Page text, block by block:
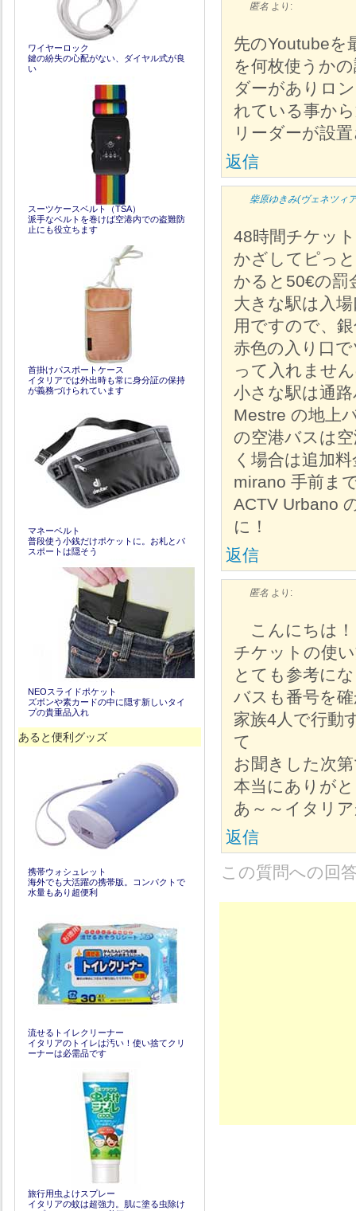
匿名 より:
先のYoutubeを
を何枚使うか
ダーがありロ
れている事か
リーダーが設
返信
柴原ゆきみ(ヴェネツィ
48時間チケッ
かざしてピっ
かると50€の罰
大きな駅は入
用ですので、
赤色の入り口
って入れませ
小さな駅は通
Mestre の地上
の空港バスは
く場合は追加
mirano 手前ま
ACTV Urbano
に！
返信
匿名 より:
こんにちは！
チケットの使
とても参考に
バスも番号を
家族4人で行動
て
お聞きした次
本当にありが
あ～～イタリ
返信
この質問への回
ワイヤーロック
鍵の紛失の心配がない、ダイヤル式が良
い
スーツケースベルト（TSA）
派手なベルトを巻けば空港内での盗難防
止にも役立ちます
首掛けパスポートケース
イタリアでは外出時も常に身分証の保持
が義務づけられています
マネーベルト
普段使う小銭だけポケットに。お札とパ
スポートは隠そう
NEOスライドポケット
ズボンや素カードの中に隠す新しいタイ
プの貴重品入れ
あると便利グッズ
携帯ウォシュレット
海外でも大活躍の携帯版。コンパクトで
水量もあり超便利
流せるトイレクリーナー
イタリアのトイレは汚い！使い捨てクリ
ーナーは必需品です
旅行用虫よけスプレー
イタリアの蚊は超強力。肌に塗る虫除け